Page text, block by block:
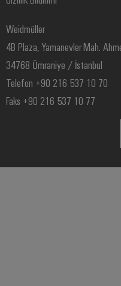
Weidmüller
4B Plaza, Yamanevler Mah.
34768 Ümraniye / İstanbul
Telefon +90 216 537 10 70
Faks +90 216 537 10 77